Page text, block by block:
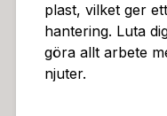
plast, vilket ger
hantering. Luta
göra allt arbete
njuter.